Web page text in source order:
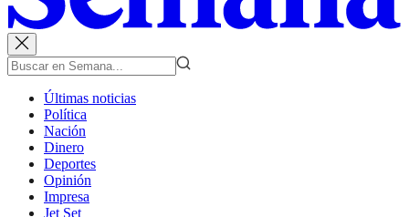
Últimas noticias
Política
Nación
Dinero
Deportes
Opinión
Impresa
Jet Set